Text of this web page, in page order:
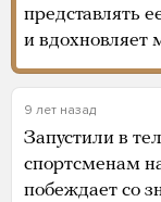
представлять
и вдохновляет
9 лет назад
Запустили в
спортсменам
побеждает со